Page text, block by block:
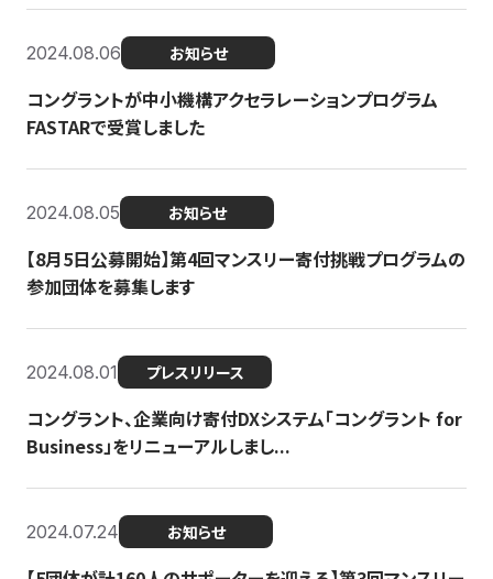
2024.08.06 お知らせ
コングラントが中小機構アクセラレーションプログラム
FASTARで受賞しました
2024.08.05 お知らせ
【8月5日公募開始】第4回マンスリー寄付挑戦プログラムの
参加団体を募集します
2024.08.01 プレスリリース
コングラント、企業向け寄付DXシステム「コングラント for
Business」をリニューアルしまし...
2024.07.24 お知らせ